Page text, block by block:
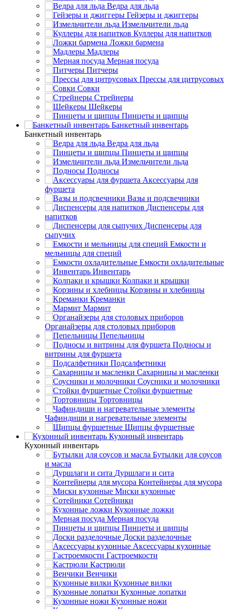
Ведра для льда
Гейзеры и джиггеры
Измельчители льда
Куллеры для напитков
Ложки бармена
Мадлеры
Мерная посуда
Питчеры
Прессы для цитрусовых
Совки
Стрейнеры
Шейкеры
Пинцеты и щипцы
Банкетный инвентарь
Банкетный инвентарь
Ведра для льда
Пинцеты и щипцы
Измельчители льда
Подносы
Аксессуары для
фуршета
Вазы и подсвечники
Диспенсеры для
напитков
Диспенсеры для
сыпучих
Емкости и
мельницы для специй
Емкости охладительные
Инвентарь
Колпаки и крышки
Корзины и хлебницы
Креманки
Мармит
Органайзеры для столовых приборов
Пепельницы
Подносы и
витрины для фуршета
Подсалфетники
Сахарницы и масленки
Соусники и молочники
Стойки фуршетные
Тортовницы
Чафиндиши и нагревательные элементы
Щипцы фуршетные
Кухонный инвентарь
Кухонный инвентарь
Бутылки для соусов
и масла
Дуршлаги и сита
Контейнеры для мусора
Миски кухонные
Сотейники
Кухонные ложки
Мерная посуда
Пинцеты и щипцы
Доски разделочные
Аксессуары кухонные
Гастроемкости
Кастрюли
Венчики
Кухонные вилки
Кухонные лопатки
Кухонные ножи